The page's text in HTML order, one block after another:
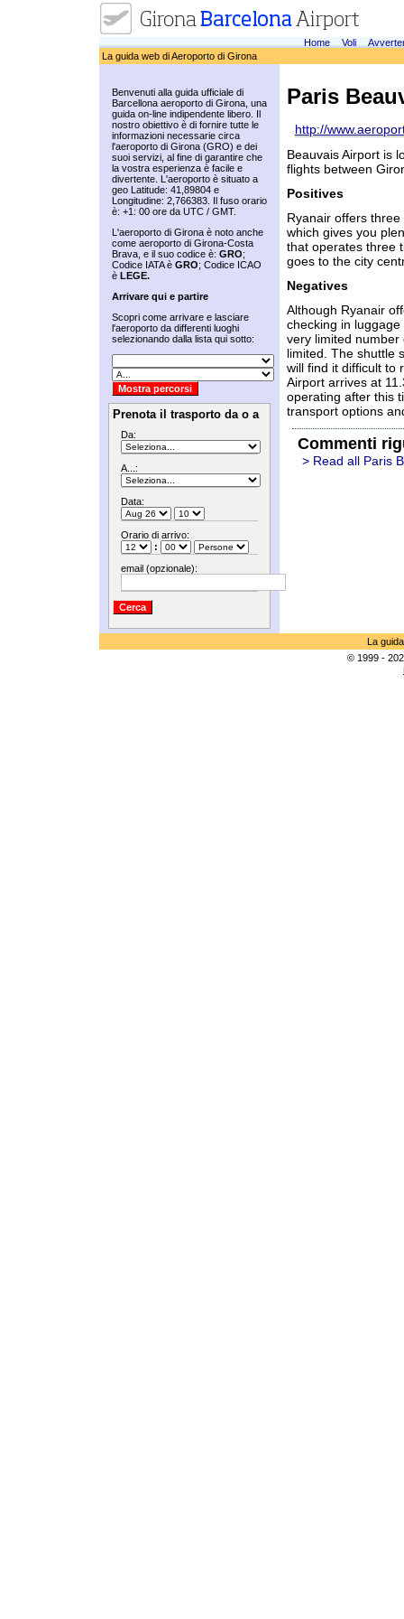
Home Voli
La guida web di Aeroporto di Girona
Benvenuti alla guida ufficiale di
Barcellona aeroporto di Girona, una
guida on-line indipendente libero. Il
nostro obiettivo è di fornire tutte le
informazioni necessarie circa
l'aeroporto di Girona (GRO) e dei
suoi servizi, al fine di garantire che
la vostra esperienza è facile e
divertente. L'aeroporto è situato a
geo Latitude: 41,89804 e
Longitudine: 2,766383. Il fuso orario
è: +1: 00 ore da UTC / GMT.
L'aeroporto di Girona è noto anche
come aeroporto di Girona-Costa
Brava, e il suo codice è: GRO;
Codice IATA è GRO; Codice ICAO
è LEGE.
Arrivare qui e partire
Scopri come arrivare e lasciare
l'aeroporto da differenti luoghi
selezionando dalla lista qui sotto:
Prenota il trasporto da o a
Da:
A...:
Data:
Orario di arrivo:
:
email (opzionale):
Paris
http://
Beauvais Airport is
flights between
Positives
Ryanair offers
which gives you
that operates three
goes to the city
Negatives
Although Ryanair
checking in
very limited
limited. The shuttle
will find it difficult to
Airport arrives at
operating after this
transport options
Commenti
> Read all Paris
La
© 1999 -